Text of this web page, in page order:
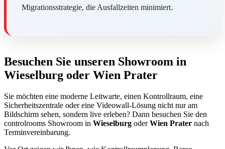
Migrationsstrategie, die Ausfallzeiten minimiert.
Besuchen Sie unseren Showroom in
Wieselburg oder Wien Prater
Sie möchten eine moderne Leitwarte, einen Kontrollraum, eine
Sicherheitszentrale oder eine Videowall-Lösung nicht nur am
Bildschirm sehen, sondern live erleben? Dann besuchen Sie den
controlrooms Showroom in Wieselburg oderWien Prater nach
Terminvereinbarung.